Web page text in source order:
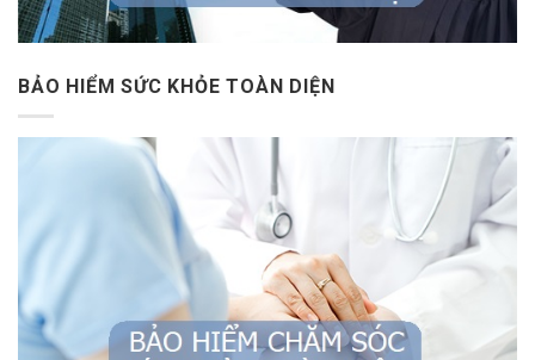
BẢO HIỂM SỨC KHỎE TOÀN DIỆN